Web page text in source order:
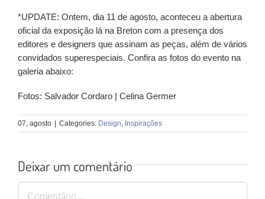
*UPDATE: Ontem, dia 11 de agosto, aconteceu a abertura
oficial da exposição lá na Breton com a presença dos
editores e designers que assinam as peças, além de vários
convidados superespeciais. Confira as fotos do evento na
galeria abaixo:
Fotos: Salvador Cordaro | Celina Germer
07, agosto | Categories: Design Inspirações
Deixar um comentário
Comentário